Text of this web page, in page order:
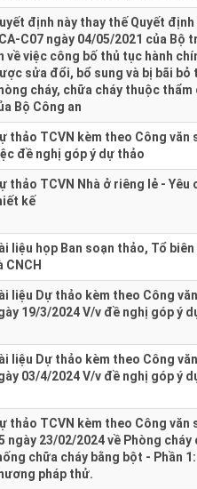
định này thay thế Quyết
C07 ngày 04/05/2021 của Bộ
về việc công bố thủ tục hành
sửa đổi, bổ sung và bị bãi bỏ
cháy, chữa cháy thuộc
Bộ Công an
thảo TCVN kèm theo Công văn
đề nghị góp ý dự thảo
thảo TCVN Nhà ở riêng lẻ - Yêu
kế
liệu họp Ban soạn thảo, Tổ biên
CNCH
liệu Dự thảo kèm theo Công
19/3/2024 V/v đề nghị góp ý
liệu Dự thảo kèm theo Công
03/4/2024 V/v đề nghị góp ý
thảo TCVN kèm theo Công văn
ngày 23/02/2024 về Phòng cháy
chữa cháy bằng bột - Phần 1:
pháp thử.